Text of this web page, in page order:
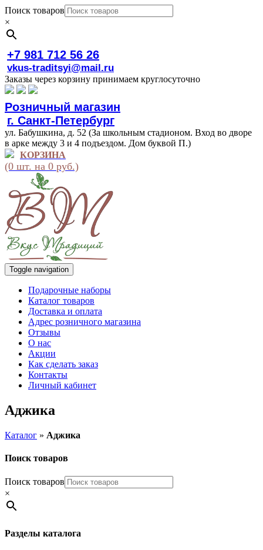
Поиск товаров
×
+7 981 712 56 26
vkus-traditsyi@mail.ru
Заказы через корзину принимаем круглосуточно
Розничный магазин
г. Санкт-Петербург
ул. Бабушкина, д. 52 (За школьным стадионом. Вход во дворе
в арке между 3 и 4 подъездом. Дом буквой П.)
КОРЗИНА
(0 шт. на 0 руб.)
Toggle navigation
Подарочные наборы
Каталог товаров
Доставка и оплата
Адрес розничного магазина
Отзывы
О нас
Акции
Как сделать заказ
Контакты
Личный кабинет
Аджика
Каталог » Аджика
Поиск товаров
Поиск товаров
×
Разделы каталога